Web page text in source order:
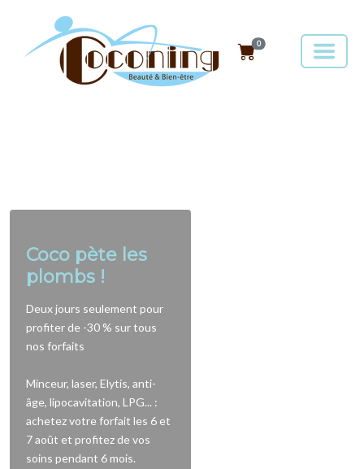
Coco pète les
plombs !
Deux jours seulement pour
profiter de -30 % sur tous
nos forfaits
Minceur, laser, Elytis, anti-
âge, lipocavitation, LPG... :
achetez votre forfait les 6 et
7 août et profitez de vos
soins pendant 6 mois.
0